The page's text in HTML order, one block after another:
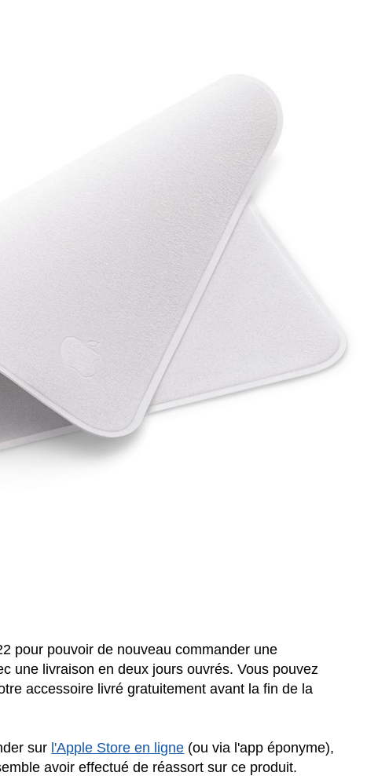
pour pouvoir de nouveau commander une
une livraison en deux jours ouvrés. Vous pouvez
accessoire livré gratuitement avant la fin de la
sur l'Apple Store en ligne (ou via l'app éponyme),
avoir effectué de réassort sur ce produit.